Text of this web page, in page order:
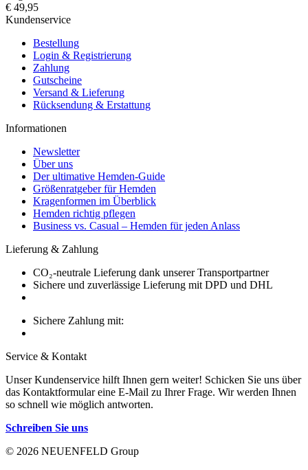
€ 49,95
Kundenservice
Bestellung
Login & Registrierung
Zahlung
Gutscheine
Versand & Lieferung
Rücksendung & Erstattung
Informationen
Newsletter
Über uns
Der ultimative Hemden-Guide
Größenratgeber für Hemden
Kragenformen im Überblick
Hemden richtig pflegen
Business vs. Casual – Hemden für jeden Anlass
Lieferung & Zahlung
CO₂-neutrale Lieferung dank unserer Transportpartner
Sichere und zuverlässige Lieferung mit DPD und DHL
Sichere Zahlung mit:
Service & Kontakt
Unser Kundenservice hilft Ihnen gern weiter! Schicken Sie uns über
das Kontaktformular eine E-Mail zu Ihrer Frage. Wir werden Ihnen
so schnell wie möglich antworten.
Schreiben Sie uns
© 2026 NEUENFELD Group